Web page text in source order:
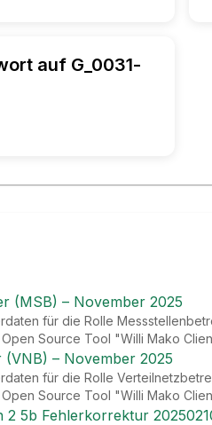
auf G_0031-
(MSB) – November 2025
für die Rolle
Open Source Tool "Willi Mako
– November 2025
für die Rolle
Open Source Tool "Willi Mako
2 5b Fehlerkorrektur